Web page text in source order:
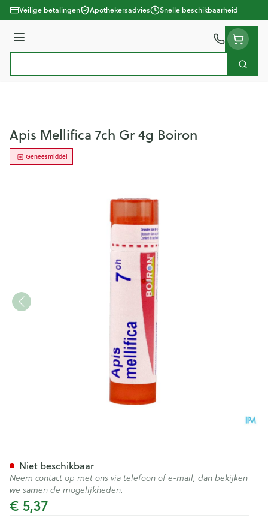
Ga naar de inhoud
Veilige betalingen Apothekersadvies Snelle beschikbaarheid
Menu
Zoek
Apis Mellifica 7ch Gr 4g Boiron
Geneesmiddel
€ 5,37
Niet beschikbaar
Neem contact op met ons via telefoon of e-mail, dan bekijken
we samen de mogelijkheden.